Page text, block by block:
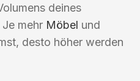
deines
mehr Möbel und
desto höher werden